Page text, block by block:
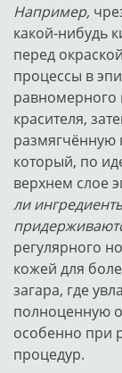
Например,
какой-нибудь
перед
процессы в
равномерного
красителя,
размягчённую
который, по
верхнем слое
ли
регулярного
кожей для
загара, где
полноценную
особенно при
процедур.